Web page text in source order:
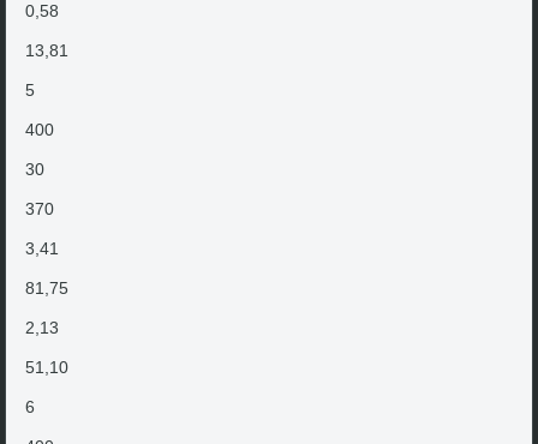
0,58
13,81
5
400
30
370
3,41
81,75
2,13
51,10
6